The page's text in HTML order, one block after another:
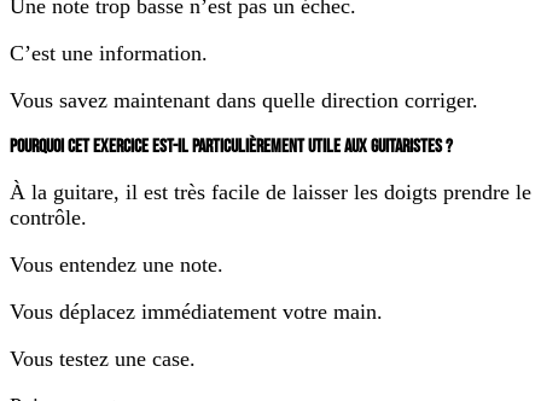
Une note trop basse n’est pas un échec.
C’est une information.
Vous savez maintenant dans quelle direction corriger.
POURQUOI CET EXERCICE EST-IL PARTICULIÈREMENT UTILE AUX GUITARISTES ?
À la guitare, il est très facile de laisser les doigts prendre le
contrôle.
Vous entendez une note.
Vous déplacez immédiatement votre main.
Vous testez une case.